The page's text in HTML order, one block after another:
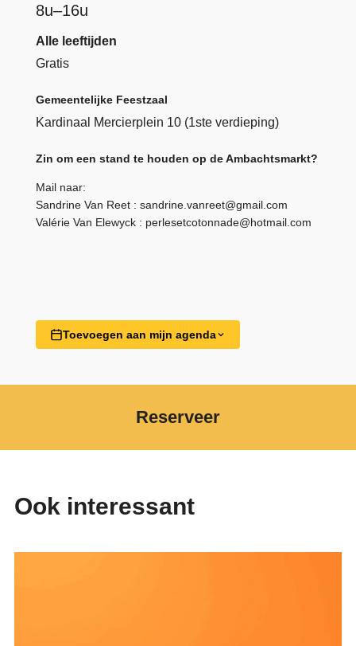
8u–16u
Alle leeftijden
Gratis
Gemeentelijke Feestzaal
Kardinaal Mercierplein 10 (1ste verdieping)
Zin om een stand te houden op de Ambachtsmarkt?
Mail naar:
Sandrine Van Reet : sandrine.vanreet@gmail.com
Valérie Van Elewyck : perlesetcotonnade@hotmail.com
Toevoegen aan mijn agenda
Reserveer
Ook interessant